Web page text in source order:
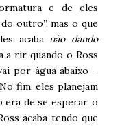
e de eles
outro”, mas o que
acaba não dando
a rir quando o Ross
por água abaixo –
fim, eles planejam
era de se esperar, o
acaba tendo que